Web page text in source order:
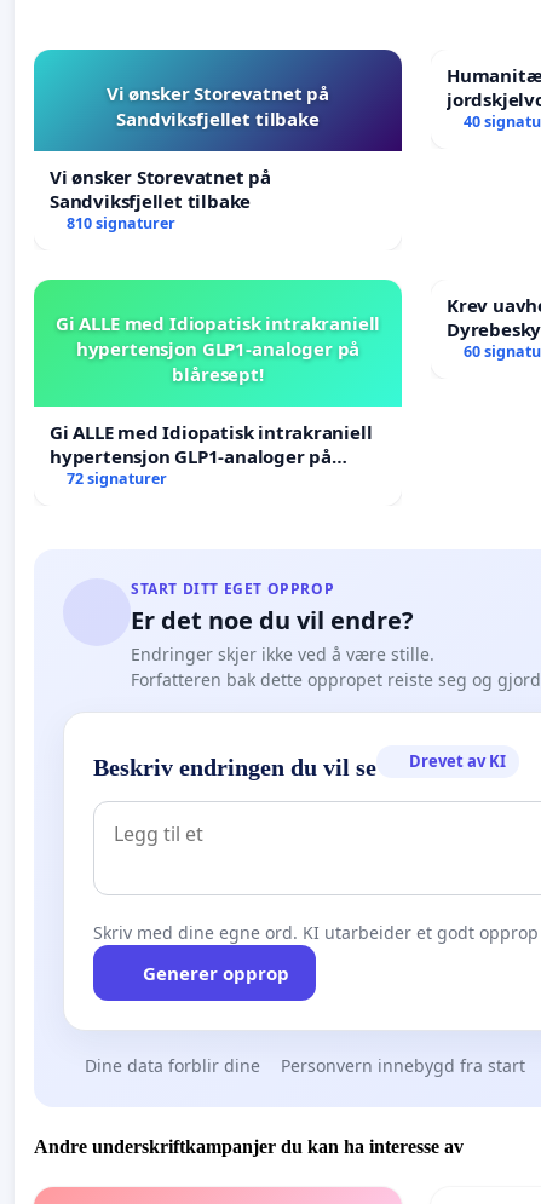
Vi ønsker Storevatnet på
Sandviksfjellet tilbake
Vi ønsker Storevatnet på
Sandviksfjellet tilbake
810 signaturer
40
Gi ALLE med Idiopatisk intrakraniell
hypertensjon GLP1-analoger på
blåresept!
Gi ALLE med Idiopatisk intrakraniell
hypertensjon GLP1-analoger på
blåresept!
72 signaturer
Krev
60
START DITT EGET OPPROP
Er det noe du vil endre?
Endringer skjer ikke ved å være stille.
Forfatteren bak dette oppropet reiste seg og
Beskriv endringen du vil se Drevet av KI
Skriv med dine egne ord. KI utarbeider et godt
Generer opprop
Dine data forblir dine Personvern innebygd fra start
Andre underskriftkampanjer du kan ha interesse av